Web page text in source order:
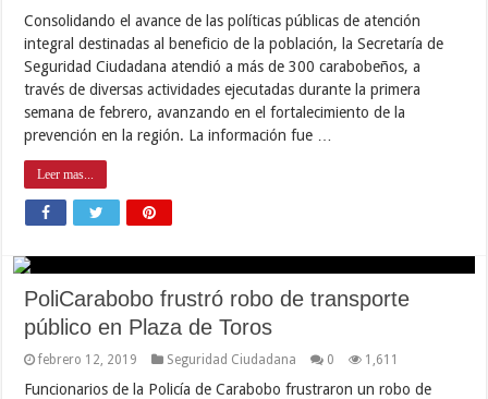
Consolidando el avance de las políticas públicas de atención
integral destinadas al beneficio de la población, la Secretaría de
Seguridad Ciudadana atendió a más de 300 carabobeños, a
través de diversas actividades ejecutadas durante la primera
semana de febrero, avanzando en el fortalecimiento de la
prevención en la región. La información fue …
Leer mas...
PoliCarabobo frustró robo de transporte
público en Plaza de Toros
febrero 12, 2019 Seguridad Ciudadana 0 1,611
Funcionarios de la Policía de Carabobo frustraron un robo de